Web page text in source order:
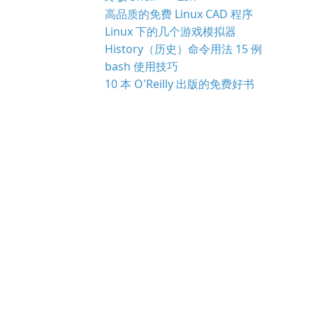
高品质的免费 Linux CAD 程序
Linux 下的几个游戏模拟器
History（历史）命令用法 15 例
bash 使用技巧
10 本 O'Reilly 出版的免费好书